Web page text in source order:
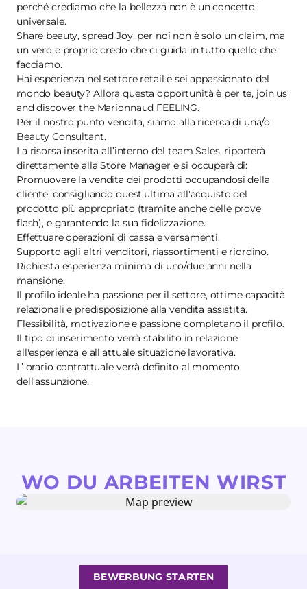
perché crediamo che la bellezza non è un concetto
universale.
Share beauty, spread Joy, per noi non è solo un claim, ma
un vero e proprio credo che ci guida in tutto quello che
facciamo.
Hai esperienza nel settore retail e sei appassionato del
mondo beauty? Allora questa opportunità è per te, join us
and discover the Marionnaud FEELING.
Per il nostro punto vendita, siamo alla ricerca di una/o
Beauty Consultant.
La risorsa inserita all’interno del team Sales, riporterà
direttamente alla Store Manager e si occuperà di:
Promuovere la vendita dei prodotti occupandosi della
cliente, consigliando quest'ultima all'acquisto del
prodotto più appropriato (tramite anche delle prove
flash), e garantendo la sua fidelizzazione.
Effettuare operazioni di cassa e versamenti.
Supporto agli altri venditori, riassortimenti e riordino.
Richiesta esperienza minima di uno/due anni nella
mansione.
Il profilo ideale ha passione per il settore, ottime capacità
relazionali e predisposizione alla vendita assistita.
Flessibilità, motivazione e passione completano il profilo.
Il tipo di inserimento verrà stabilito in relazione
all'esperienza e all'attuale situazione lavorativa.
L’ orario contrattuale verrà definito al momento
dell’assunzione.
WO DU ARBEITEN WIRST
BEWERBUNG STARTEN